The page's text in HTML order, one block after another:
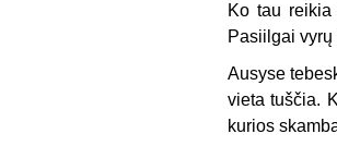
Ko tau
Pasiilgai
Ausyse
vieta tuščia.
kurios